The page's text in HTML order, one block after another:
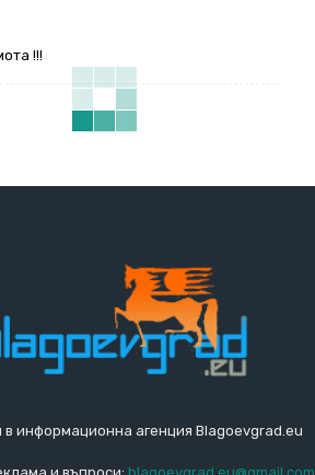
!!!
информационна агенция Blagoevgrad.eu